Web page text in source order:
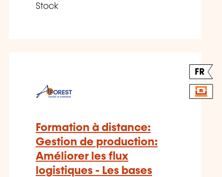
Stock
FR
Formation à distance:
Gestion de production:
Améliorer les flux
logistiques - Les bases